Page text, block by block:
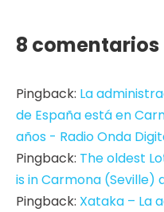
8 comentarios
Pingback: La
de España está en
años - Radio Onda
Pingback: The oldest
is in Carmona (Seville)
Pingback: Xataka – La